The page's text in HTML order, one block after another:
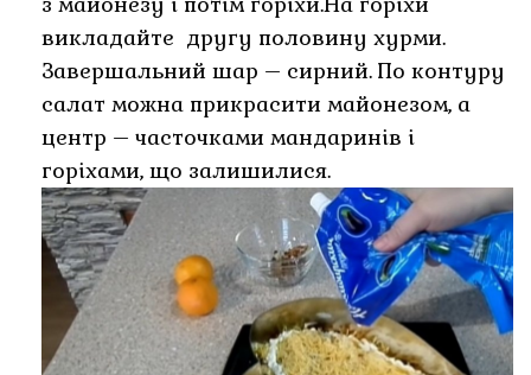
викладайте другу половину хурми.
Завершальний шар – сирний. По контуру
салат можна прикрасити майонезом, а
центр – часточками мандаринів і
горіхами, що залишилися.